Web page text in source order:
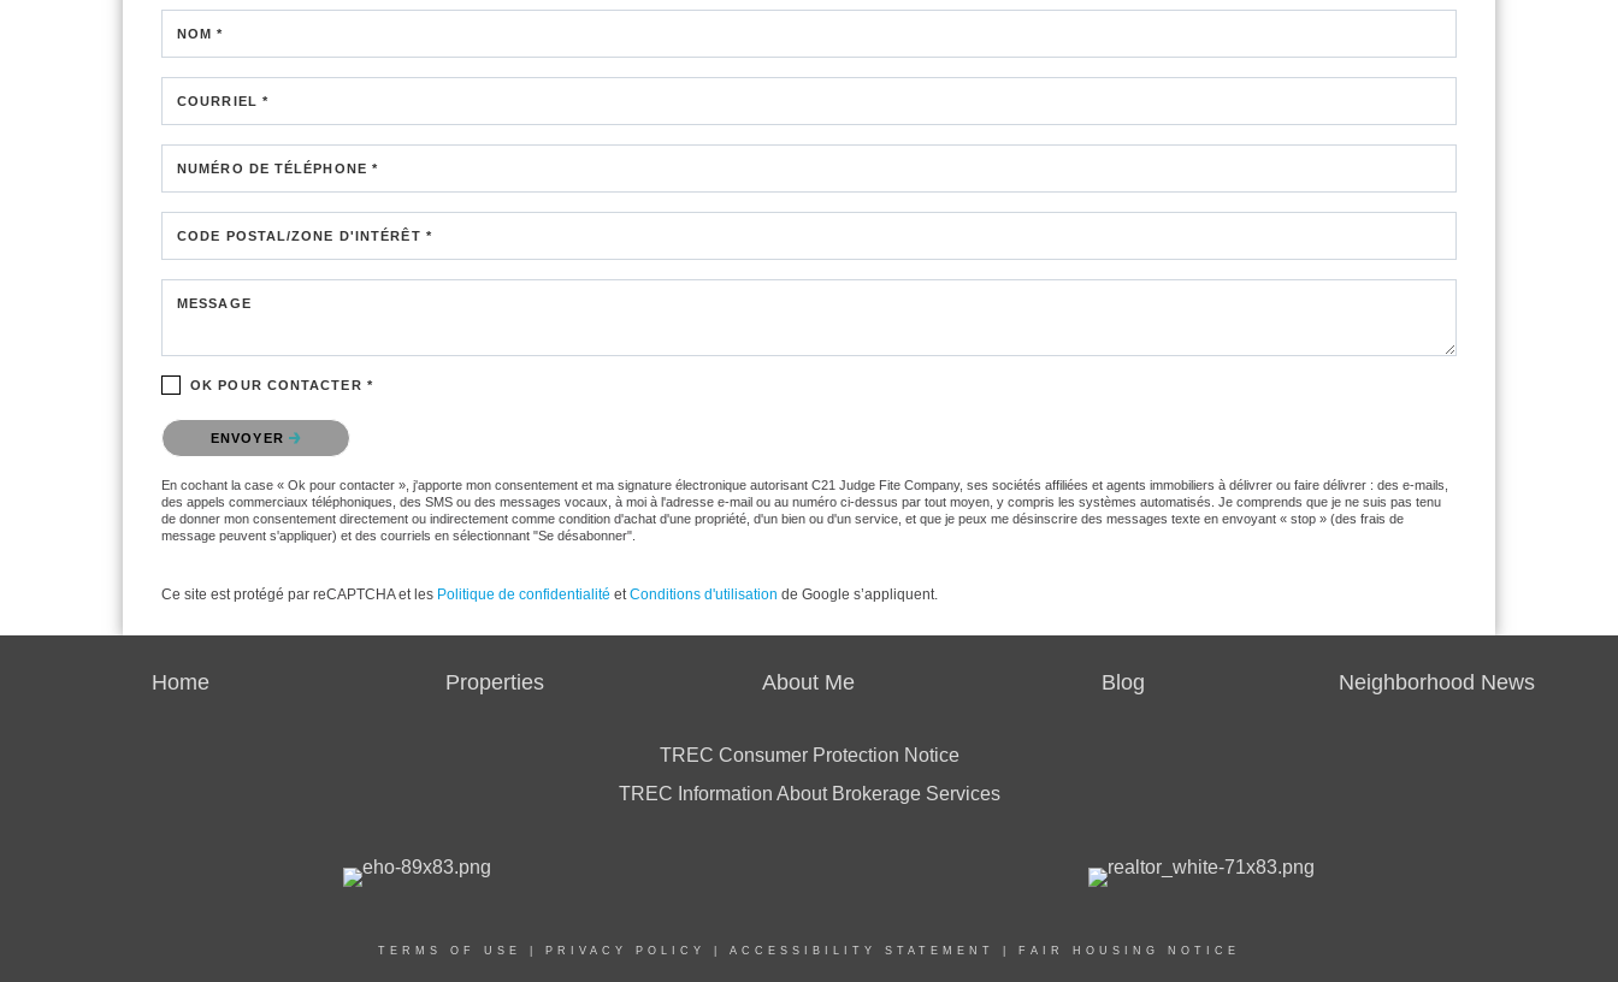
NOM *
COURRIEL *
NUMÉRO DE TÉLÉPHONE *
CODE POSTAL/ZONE D'INTÉRÊT *
MESSAGE
OK POUR CONTACTER *
Veuillez confirmer que vous n'êtes pas un robot.
ENVOYER
En cochant la case « Ok pour contacter », j'apporte mon consentement et ma signature électronique autorisant C21 Judge Fite Company, ses sociétés affiliées et agents immobiliers à délivrer ou faire délivrer : des e-mails,
des appels commerciaux téléphoniques, des SMS ou des messages vocaux, à moi à l'adresse e-mail ou au numéro ci-dessus par tout moyen, y compris les systèmes automatisés. Je comprends que je ne suis pas tenu
de donner mon consentement directement ou indirectement comme condition d'achat d'une propriété, d'un bien ou d'un service, et que je peux me désinscrire des messages texte en envoyant « stop » (des frais de
message peuvent s'appliquer) et des courriels en sélectionnant "Se désabonner".
Ce site est protégé par reCAPTCHA et les Politique de confidentialité etConditions d'utilisation de Google s’appliquent.
Home Properties About Me Blog Neighborhood News
TREC Consumer Protection Notice
TREC Information About Brokerage Services
TERMS OF USE PRIVACY POLICY ACCESSIBILITY STATEMENT FAIR HOUSING NOTICE